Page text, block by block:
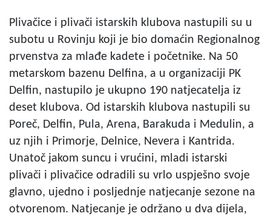
Plivačice i plivači istarskih klubova nastupili su u
subotu u Rovinju koji je bio domaćin Regionalnog
prvenstva za mlađe kadete i početnike. Na 50
metarskom bazenu Delfina, a u organizaciji PK
Delfin, nastupilo je ukupno 190 natjecatelja iz
deset klubova. Od istarskih klubova nastupili su
Poreč, Delfin, Pula, Arena, Barakuda i Medulin, a
uz njih i Primorje, Delnice, Nevera i Kantrida.
Unatoč jakom suncu i vrućini, mladi istarski
plivači i plivačice odradili su vrlo uspješno svoje
glavno, ujedno i posljednje natjecanje sezone na
otvorenom. Natjecanje je održano u dva dijela,